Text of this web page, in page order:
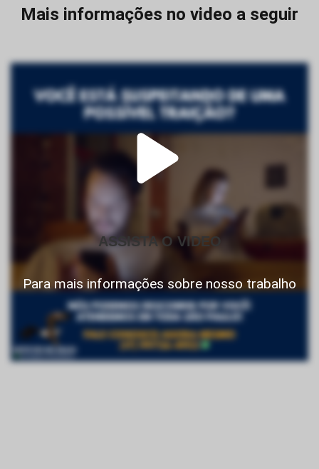
Mais informações no video a seguir
ASSISTA O VIDEO
Para mais informações sobre nosso trabalho